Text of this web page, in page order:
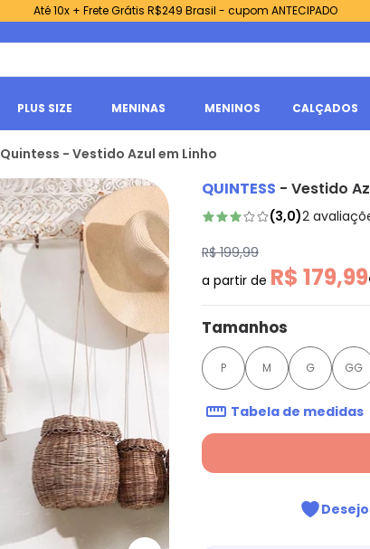
Até 10x + Frete Grátis R$249 Brasil - cupom ANTECIPADO
PLUS SIZE MENINAS MENINOS CALÇADOS
Quintess - Vestido Azul em Linho
QUINTESS - Vestido
(3,0)2
R$ 199,99
a partir de R$ 179,99
Tamanhos
P M G GG
Tabela de medidas